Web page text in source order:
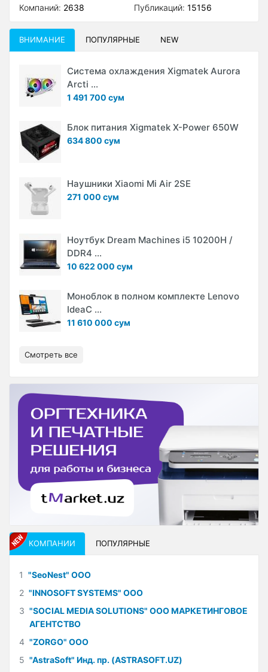
Компаний: 2638
Публикаций: 15156
ВНИМАНИЕ ПОПУЛЯРНЫЕ NEW
Система охлаждения Xigmatek Aurora
Arcti ...
1 491 700 сум
Блок питания Xigmatek X-Power 650W
634 800 сум
Наушники Xiaomi Mi Air 2SE
271 000 сум
Ноутбук Dream Machines i5 10200H /
DDR4 ...
10 622 000 сум
Моноблок в полном комплекте Lenovo
IdeaC ...
11 610 000 сум
Смотреть все
КОМПАНИИ ПОПУЛЯРНЫЕ
1 "SeoNest" ООО
2 "INNOSOFT SYSTEMS" ООО
3 "SOCIAL MEDIA SOLUTIONS" ООО МАРКЕТИНГОВОЕ
АГЕНТСТВО
4 "ZORGO" ООО
5 "AstraSoft" Инд. пр. (ASTRASOFT.UZ)